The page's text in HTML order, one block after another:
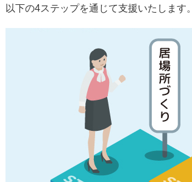
以下の4ステップを通じて支援いたします。